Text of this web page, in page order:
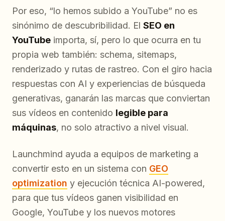
Por eso, “lo hemos subido a YouTube” no es
sinónimo de descubribilidad. El SEO en
YouTube importa, sí, pero lo que ocurra en tu
propia web también: schema, sitemaps,
renderizado y rutas de rastreo. Con el giro hacia
respuestas con AI y experiencias de búsqueda
generativas, ganarán las marcas que conviertan
sus vídeos en contenido legible para
máquinas, no solo atractivo a nivel visual.
Launchmind ayuda a equipos de marketing a
convertir esto en un sistema con GEO
optimization y ejecución técnica AI-powered,
para que tus vídeos ganen visibilidad en
Google, YouTube y los nuevos motores